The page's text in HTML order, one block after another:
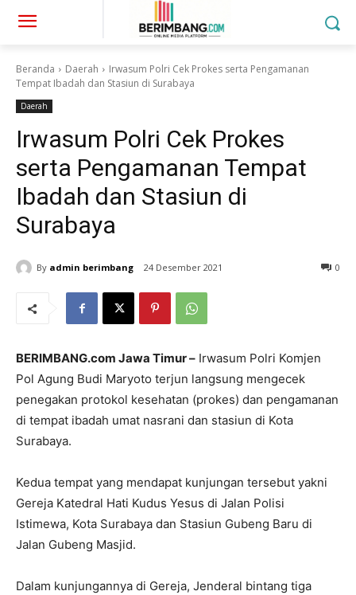
Beranda Daerah
Irwasum Polri Cek Prokes serta Pengamanan
Tempat Ibadah dan Stasiun di Surabaya
Daerah
Irwasum Polri Cek Prokes
serta Pengamanan Tempat
Ibadah dan Stasiun di
Surabaya
By admin berimbang 24 Desember 2021 0
BERIMBANG.com Jawa Timur – Irwasum Polri Komjen
Pol Agung Budi Maryoto terjun langsung mengecek
penegakan protokol kesehatan (prokes) dan pengamanan
di tempat ibadah umat nasrani dan stasiun di Kota
Surabaya.
Kedua tempat yang mendapat kunjungan tersebut yakni
Gereja Katedral Hati Kudus Yesus di Jalan Polisi
Istimewa, Kota Surabaya dan Stasiun Gubeng Baru di
Jalan Gubeng Masjid.
Dalam kunjungannya di Gereja, Jenderal bintang tiga